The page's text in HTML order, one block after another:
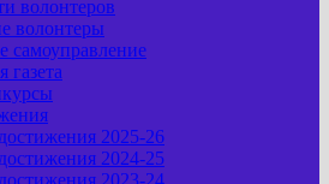
волонтеров
волонтеры
самоуправление
газета
2025-26
2024-25
2023-24